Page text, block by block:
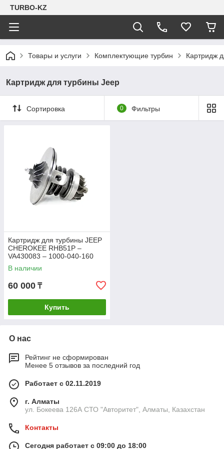
TURBO-KZ
Товары и услуги Комплектующие турбин Картридж
Картридж для турбины Jeep
Сортировка 0 Фильтры
Картридж для турбины JEEP
CHEROKEE RHB51P –
VA430083 – 1000-040-160
В наличии
60 000 ₸
Купить
О нас
Рейтинг не сформирован
Менее 5 отзывов за последний год
Работает с 02.11.2019
г. Алматы
ул. Бокеева 126А СТО "Авторитет", Алматы, Казахстан
Контакты
Сегодня работает с 09:00 до 18:00